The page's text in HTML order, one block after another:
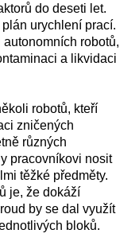
do deseti let.
urychlení prací.
robotů,
a likvidaci
robotů, kteří
zničených
různých
pracovníkovi nosit
těžké předměty.
je, že dokáží
by se dal využít
bloků.